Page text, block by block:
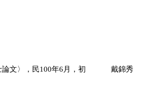
文〉，民100年6月，初
戴錦秀